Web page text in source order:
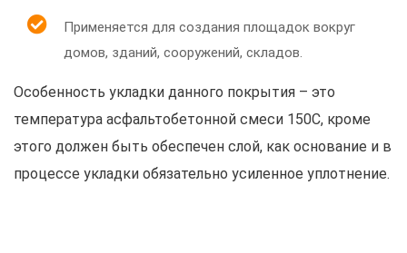
Применяется для создания площадок вокруг
домов, зданий, сооружений, складов.
Особенность укладки данного покрытия – это
температура асфальтобетонной смеси 150С, кроме
этого должен быть обеспечен слой, как основание и в
процессе укладки обязательно усиленное уплотнение.